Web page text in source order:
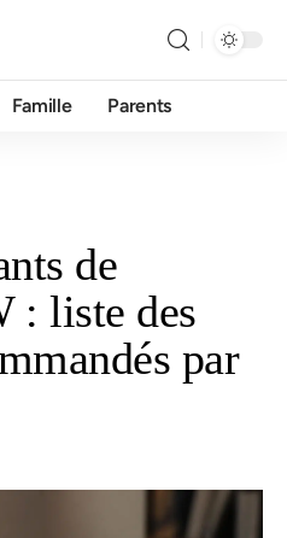
Famille Parents
de
: liste des
par